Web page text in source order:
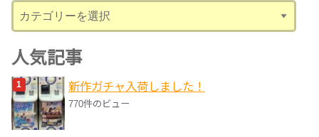
テ
ゴ
リ
ー
人気記事
新作ガチャ入荷しました！
770件のビュー